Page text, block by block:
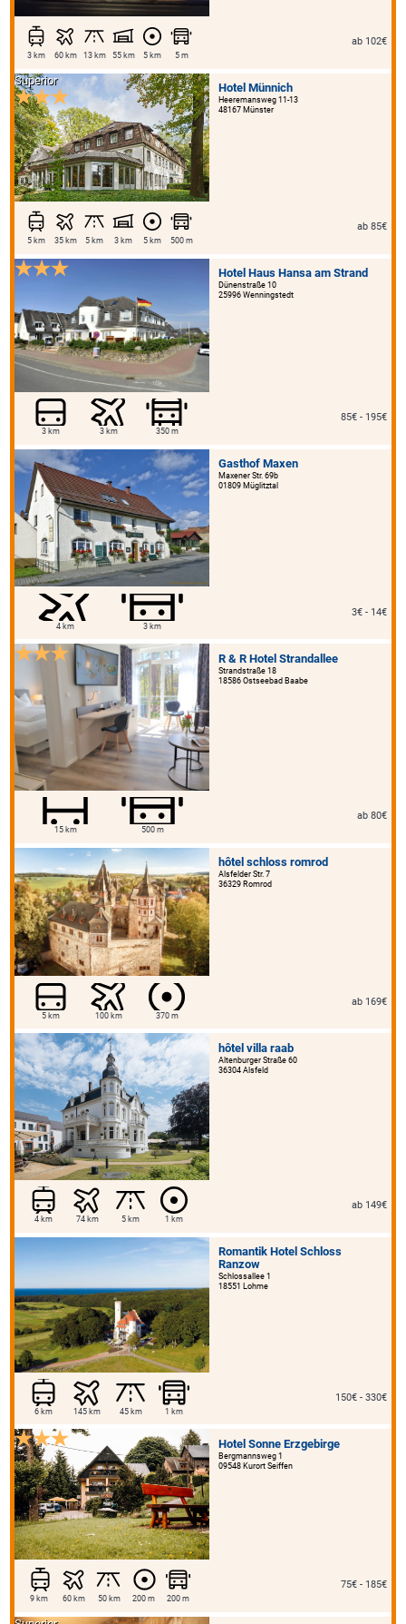
3 km 60 km 13 km 55 km 5 km 5 m
ab 102€
Hotel Münnich
Heeremansweg 11-13
48167 Münster
Superior
5 km 35 km 5 km 3 km 5 km 500 m
ab 85€
Hotel Haus Hansa am Strand
Dünenstraße 10
25996 Wenningstedt
3 km 3 km 350 m
85€ - 195€
Gasthof Maxen
Maxener Str. 69b
01809 Müglitztal
4 km 3 km
3€ - 14€
R & R Hotel Strandallee
Strandstraße 18
18586 Ostseebad Baabe
15 km 500 m
ab 80€
hôtel schloss romrod
Alsfelder Str. 7
36329 Romrod
5 km 100 km 370 m
ab 169€
hôtel villa raab
Altenburger Straße 60
36304 Alsfeld
4 km 74 km 5 km 1 km
ab 149€
Romantik Hotel Schloss
Ranzow
Schlossallee 1
18551 Lohme
6 km 145 km 45 km 1 km
150€ - 330€
Hotel Sonne Erzgebirge
Bergmannsweg 1
09548 Kurort Seiffen
9 km 60 km 50 km 200 m 200 m
75€ - 185€